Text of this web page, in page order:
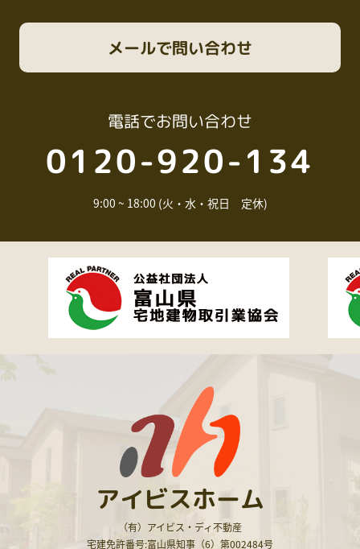
電話でお問い合わせ
0120-920-134
9:00 ~ 18:00 (火・水・祝日 定休)
メールで問い合わせ
アイビスホーム
（有）アイビス・ディ不動産
宅建免許番号:富山県知事（6）第002484号